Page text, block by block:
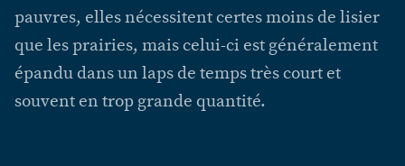
pauvres, elles nécessitent certes moins de lisier
que les prairies, mais celui-ci est généralement
épandu dans un laps de temps très court et
souvent en trop grande quantité.